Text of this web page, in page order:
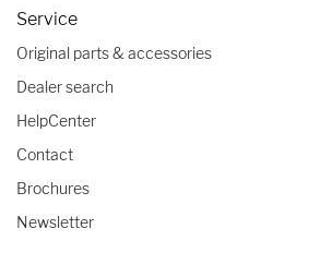
Service
Original parts & accessories
Dealer search
HelpCenter
Contact
Brochures
Newsletter